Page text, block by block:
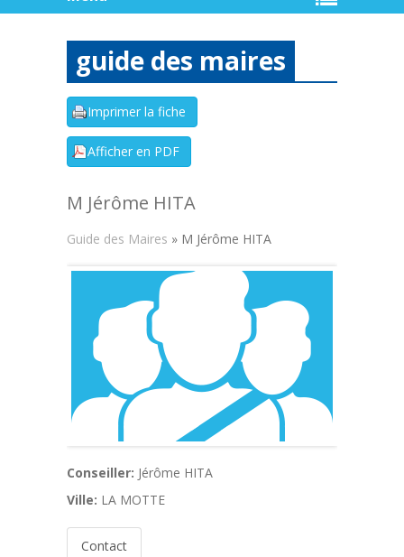
guide des maires
M Jérôme HITA
Guide des Maires » M Jérôme HITA
Conseiller: Jérôme HITA
Ville: LA MOTTE
Contact